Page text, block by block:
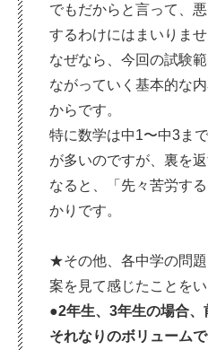
でもだからと言って、
するわけにはまいりませ
なぜなら、今回の試験
ながっていく基本的な
からです。
特に数学は中1〜中3ま
が多いのですが、裏を
なると、「先々苦労す
かりです。
★その他、各中学の問
案を見て感じたことをい
●2年生、3年生の場合、
それなりのボリューム